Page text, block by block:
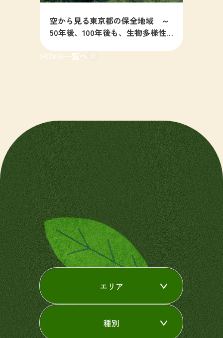
空から見る東京都の保全地域 ～
50年後、100年後も、生物多様性
MOVIE一覧へ
エリア
種別